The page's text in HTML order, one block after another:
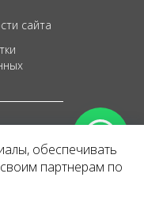
сайта
обеспечивать
партнерам по